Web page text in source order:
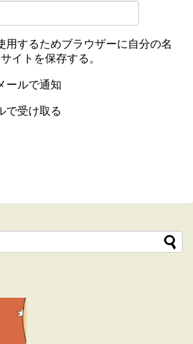
用するためブラウザーに自分の名
イトを保存する。
ールで通知
で受け取る